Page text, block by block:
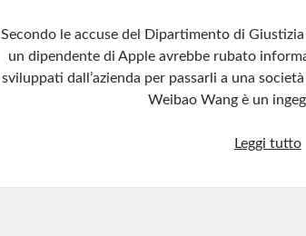
Secondo le accuse del Dipartimento di
un dipendente di Apple avrebbe rubato
sviluppati dall’azienda per passarli a una
Weibao Wang è un
Leggi tutto